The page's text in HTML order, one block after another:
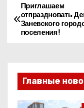
Н
а
и
г
Приглашаем
отпраздновать
Заневского
поселения!
Главные